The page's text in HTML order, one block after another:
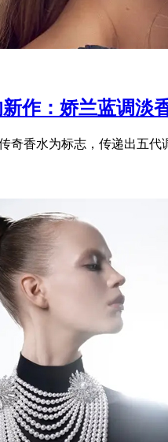
作：娇兰蓝调淡
奇香水为标志，传递出五